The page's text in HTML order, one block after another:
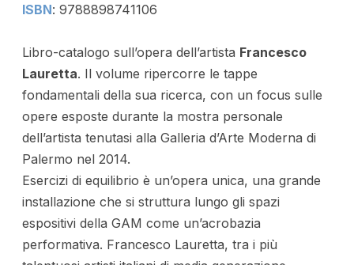
ISBN: 9788898741106
Libro-catalogo sull’opera dell’artista Francesco
Lauretta. Il volume ripercorre le tappe
fondamentali della sua ricerca, con un focus sulle
opere esposte durante la mostra personale
dell’artista tenutasi alla Galleria d’Arte Moderna di
Palermo nel 2014.
Esercizi di equilibrio è un’opera unica, una grande
installazione che si struttura lungo gli spazi
espositivi della GAM come un’acrobazia
performativa. Francesco Lauretta, tra i più